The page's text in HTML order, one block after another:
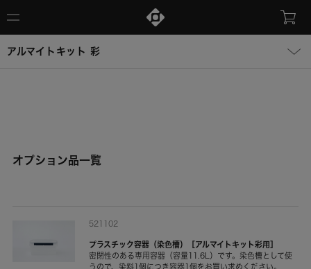
アルマイトキット 彩
オプション品一覧
521102
プラスチック容器（染色槽）［アルマイトキット彩用］
密閉性のある専用容器（容量11.6L）です。染色槽として使
うので、染料1個につき容器1個をお買い求めください。